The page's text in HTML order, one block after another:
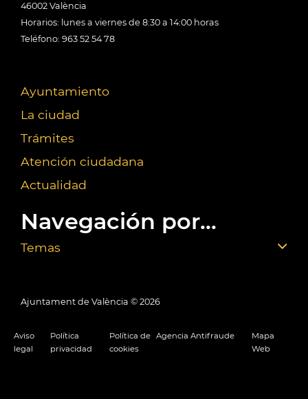
46002 València
Horarios: lunes a viernes de 8:30 a 14:00 horas
Teléfono: 963 52 54 78
Ayuntamiento
La ciudad
Trámites
Atención ciudadana
Actualidad
Navegación por...
Temas
Ajuntament de València © 2026
Aviso
legal
Política
privacidad
Política de
cookies
Agencia Antifraude
Mapa
Web